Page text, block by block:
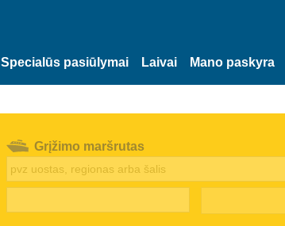
Specialūs pasiūlymai Laivai Mano paskyra
Grįžimo maršrutas